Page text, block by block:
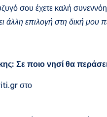
σου έχετε καλή
άλλη επιλογή στη δική μου
Σε ποιο νησί θα
στο